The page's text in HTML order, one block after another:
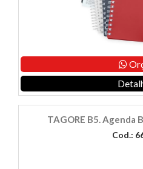
TAGORE B5. Agenda
Cod.: